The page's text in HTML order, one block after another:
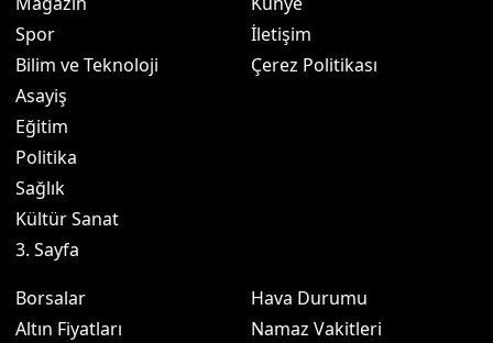
Spor
Bilim ve Teknoloji
Asayiş
Eğitim
Politika
Sağlık
Kültür Sanat
3. Sayfa
İletişim
Çerez Politikası
Borsalar
Altın Fiyatları
Hava Durumu
Namaz Vakitleri